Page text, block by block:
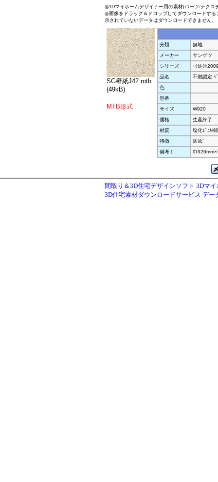
◎3Dマイホームデザイナー用の素材(パーツ/テクス
◎画像をドラッグ＆ドロップしてダウンロードす
示されていないデータはダウンロードできません。
SG壁紙J42.mtb
(49kB)
MTB形式
分類
無地
メーカー
サンゲツ
シリーズ
ｴｸｾﾚｸﾄ
品名
不燃認定 ﾍ
色
型番
サイズ
W920
価格
生産終了
材質
塩化ﾋﾞﾆﾙ
特徴
防ｶﾋﾞ
備考１
巾
間取り＆3D住宅デザインソフト 3Dマ
3D住宅素材ダウンロードサービス デー